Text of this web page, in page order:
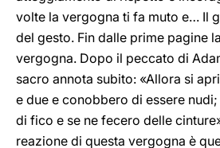
volte la vergogna ti fa muto e… Il
del gesto. Fin dalle prime pagine
vergogna. Dopo il peccato di
sacro annota subito: «Allora si
e due e conobbero di essere
di fico e se ne fecero delle
reazione di questa vergogna è